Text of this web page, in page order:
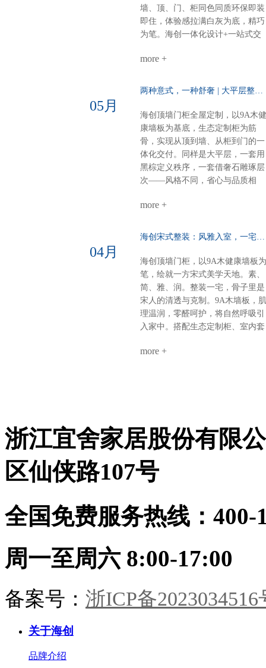
学尽在其中。细节见匠心全屋顶部
采用博格蜂窝大板，耐潮抗变形，
线性美观。双层空间，整体感再升
定制，从方案到落地，一站配齐。
墙、顶、门、柜同色同质环保即装
即住，体验感拉满白灰为底，精巧
为笔。海创一体化设计+一站式交
不翻车。28㎡客餐厨，装出大宅的
柜，好看好用功能与装饰兼得，回
放：去掉边界，拉近距离光线、空
气、家人，自由流动。做饭不孤
单，等饭不无聊。屏风+弧形奢石
用餐区温柔升维半掩餐边柜，若隐
若现；奢石墙面柔光一打，吃饭像
在美术馆。电器内嵌，一门到顶：
高柜，表面干净，内里强大。大
间 × 开放式书房圆弧转角，悬浮轻
盈，一个转身，阅读、观影、换衣
全搞定。沙发背景+蜂窝大板：安
的高级感平整墙面+顶部大气大板
少即是多，静即是奢。一套海创，
搞定全屋。环保、省心、高颜值、
高利用。小户型，也能住出大写的
到真正懂整装的海创。
more +
05月
海创顶墙门柜全屋定制，以9A木健
康墙板为基底，生态定制柜为筋
骨，实现从顶到墙、从柜到门的一
体化交付。同样是大平层，一套用
黑棕定义秩序，一套借奢石雕琢层
次——风格不同，省心与品质相
宅】客餐厅一体化：黑棕大面积铺
柜隐形收纳，开阔无界双儿童房：
材守护成长麻将室 主卧：深色墙
配灯带，主卧木饰面+隐形门，动
分明关键词：沉稳、统一、仪式感
【风格B：奢石层次·极简艺术】客
餐厅：奢石背景墙+墙柜组合，9A
木墙板打底，生态柜嵌入侧边，视
整铺、无床头设计、同色不同质，
需定制，收纳无死角顶墙门柜同色
同工：从设计到安装，30天焕新理
more +
04月
海创顶墙门柜，以9A木健康墙板为
笔，绘就一方宋式美学天地。素、
简、雅、润。整装一宅，骨子里是
宋人的清透与克制。9A木墙板，肌
理温润，零醛呵护，将自然呼吸引
入家中。搭配生态定制柜、室内套
天成。玄关：一折画屏，微光迎
色。茶室：半卷竹帘，一方茶席。
9A木墙板作底，枯木插花，心境如
风雅。木香与纸香交融，此处心安
是吾乡。·儿童房·男孩房与女孩房
蓝配色，几何块面勾勒童趣。整装
同系，健康守护，天真自有其色。
居。一室风雅，一生心安。
more +
浙江宜舍家居股份有限
区仙侠路107号
全国免费服务热线：400-
周一至周六 8:00-17:00
备案号： 浙ICP备2023034516
关于海创
品牌介绍